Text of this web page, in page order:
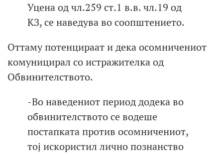
Уцена од чл.259 ст.1 в.в. чл.19 од
КЗ, се наведува во соопштението.
Оттаму потенцираат и дека осомничениот
комуницирал со истражителка од
Обвинителството.
-Во наведениот период додека во
обвинителството се водеше
постапката против осомничениот,
тој искористил лично познанство